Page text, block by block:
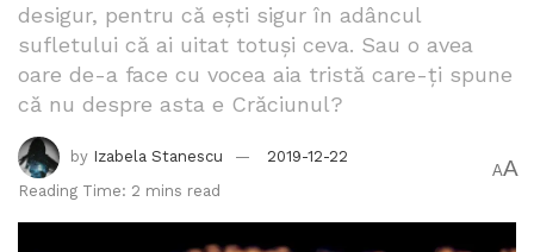
desigur, pentru că ești sigur în adâncul
sufletului că ai uitat totuși ceva. Sau o avea
oare de-a face cu vocea aia tristă care-ți spune
că nu despre asta e Crăciunul?
by Izabela Stanescu
2019-12-22
Reading Time: 2 mins read
AA